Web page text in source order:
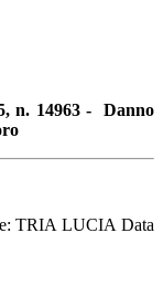
n. 14963 - Danno
TRIA LUCIA Data